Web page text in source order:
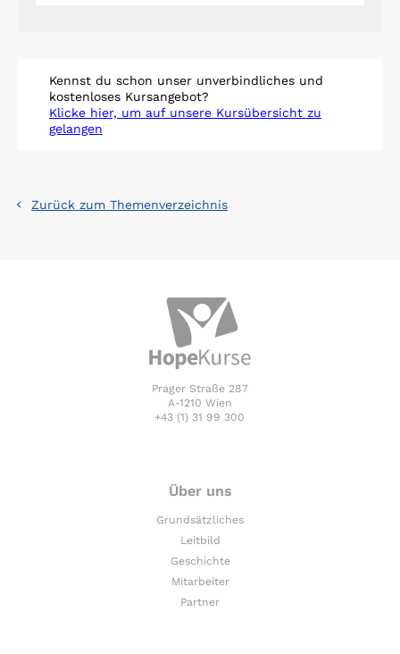
Kennst du schon unser unverbindliches und
kostenloses Kursangebot?
Klicke hier, um auf unsere Kursübersicht zu
gelangen
Zurück zum Themenverzeichnis
Prager Straße 287
A-1210 Wien
+43 (1) 31 99 300
Über uns
Grundsätzliches
Leitbild
Geschichte
Mitarbeiter
Partner